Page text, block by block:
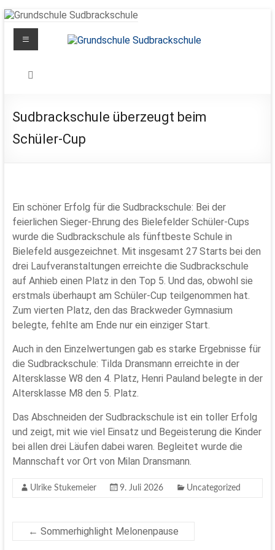
Zum
Inhalt
springen
Schule
in
Bewegung
Menü
Sudbrackschule überzeugt beim
Schüler-Cup
Ein schöner Erfolg für die Sudbrackschule: Bei der
feierlichen Sieger-Ehrung des Bielefelder Schüler-Cups
wurde die Sudbrackschule als fünftbeste Schule in
Bielefeld ausgezeichnet. Mit insgesamt 27 Starts bei den
drei Laufveranstaltungen erreichte die Sudbrackschule
auf Anhieb einen Platz in den Top 5. Und das, obwohl sie
erstmals überhaupt am Schüler-Cup teilgenommen hat.
Zum vierten Platz, den das Brackweder Gymnasium
belegte, fehlte am Ende nur ein einziger Start.
Auch in den Einzelwertungen gab es starke Ergebnisse für
die Sudbrackschule: Tilda Dransmann erreichte in der
Altersklasse W8 den 4. Platz, Henri Pauland belegte in der
Altersklasse M8 den 5. Platz.
Das Abschneiden der Sudbrackschule ist ein toller Erfolg
und zeigt, mit wie viel Einsatz und Begeisterung die Kinder
bei allen drei Läufen dabei waren. Begleitet wurde die
Mannschaft vor Ort von Milan Dransmann.
Ulrike Stukemeier 9. Juli 2026 Uncategorized
← Sommerhighlight Melonenpause